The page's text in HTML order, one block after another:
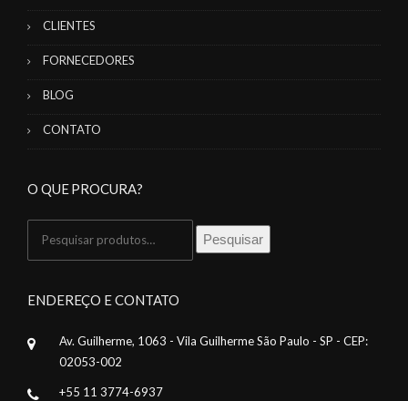
CLIENTES
FORNECEDORES
BLOG
CONTATO
O QUE PROCURA?
Pesquisar
ENDEREÇO E CONTATO
Av. Guilherme, 1063 - Vila Guilherme São Paulo - SP - CEP:
02053-002
+55 11 3774-6937